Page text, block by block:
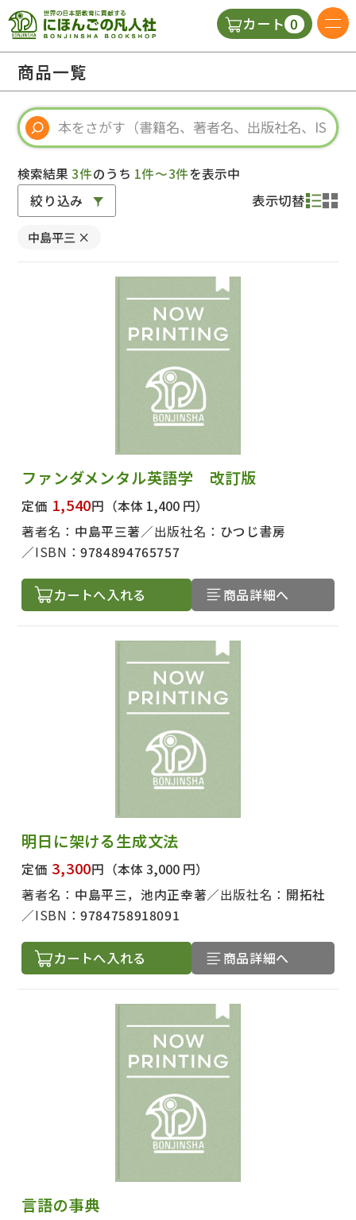
カート 0
視聴覚・補助教材
教師用参考書
商品一覧
検索結果3件のうち 1件～3件を表示中
絞り込み 表示切替
中島平三 ×
ファンダメンタル英語学 改訂版
定価 1,540円 （本体 1,400 円）
著者名： 中島平三著 出版社名： ひつじ書房
ISBN：9784894765757
カートへ入れる 商品詳細へ
明日に架ける生成文法
定価 3,300円 （本体 3,000 円）
著者名： 中島平三，池内正幸著 出版社名： 開拓社
ISBN：9784758918091
カートへ入れる 商品詳細へ
言語の事典